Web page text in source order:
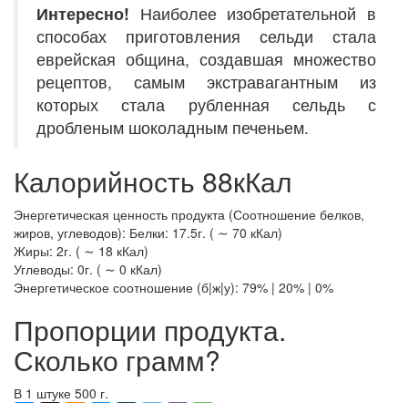
Интересно! Наиболее изобретательной в
способах приготовления сельди стала
еврейская община, создавшая множество
рецептов, самым экстравагантным из
которых стала рубленная сельдь с
дробленым шоколадным печеньем.
Калорийность 88кКал
Энергетическая ценность продукта (Соотношение белков,
жиров, углеводов): Белки: 17.5г. ( ∼ 70 кКал)
Жиры: 2г. ( ∼ 18 кКал)
Углеводы: 0г. ( ∼ 0 кКал)
Энергетическое соотношение (б|ж|у): 79% | 20% | 0%
Пропорции продукта.
Сколько грамм?
В 1 штуке 500 г.